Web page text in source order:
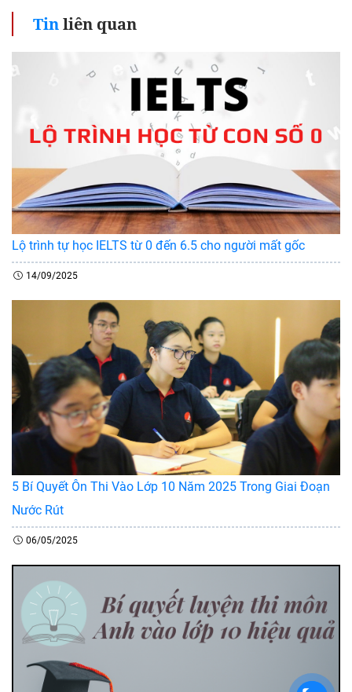
Tinliên quan
Lộ trình tự học IELTS từ 0 đến 6.5 cho người mất gốc
14/09/2025
5 Bí Quyết Ôn Thi Vào Lớp 10 Năm 2025 Trong Giai Đoạn
Nước Rút
06/05/2025